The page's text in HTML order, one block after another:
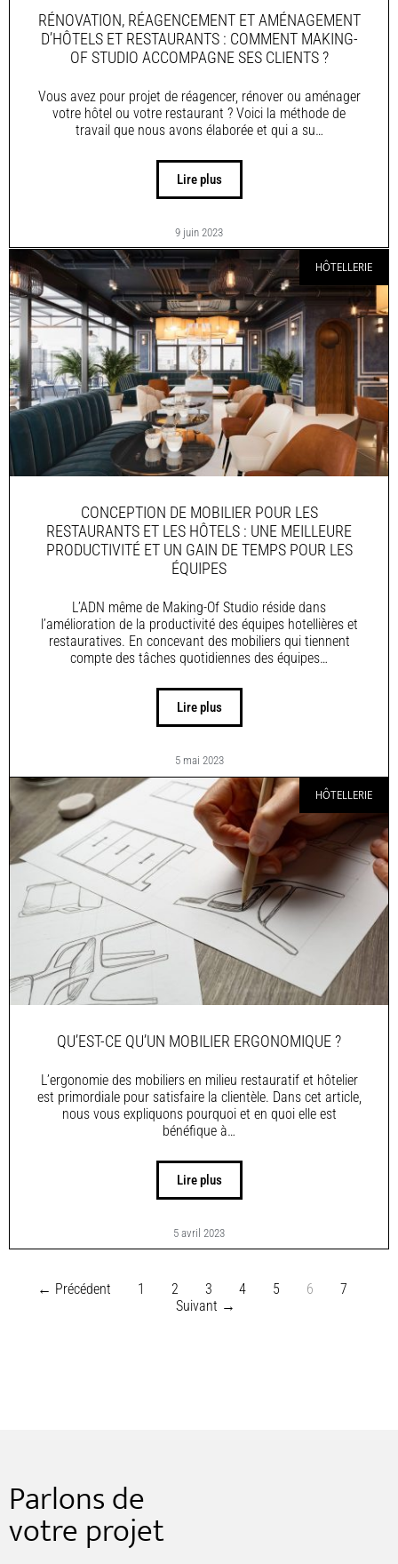
RÉNOVATION, RÉAGENCEMENT ET AMÉNAGEMENT
D’HÔTELS ET RESTAURANTS : COMMENT MAKING-
OF STUDIO ACCOMPAGNE SES CLIENTS ?
Vous avez pour projet de réagencer, rénover ou aménager
votre hôtel ou votre restaurant ? Voici la méthode de
travail que nous avons élaborée et qui a su…
Lire plus
9 juin 2023
HÔTELLERIE
CONCEPTION DE MOBILIER POUR LES
RESTAURANTS ET LES HÔTELS : UNE MEILLEURE
PRODUCTIVITÉ ET UN GAIN DE TEMPS POUR LES
ÉQUIPES
L’ADN même de Making-Of Studio réside dans
l’amélioration de la productivité des équipes hotellières et
restauratives. En concevant des mobiliers qui tiennent
compte des tâches quotidiennes des équipes…
Lire plus
5 mai 2023
HÔTELLERIE
QU’EST-CE QU’UN MOBILIER ERGONOMIQUE ?
L’ergonomie des mobiliers en milieu restauratif et hôtelier
est primordiale pour satisfaire la clientèle. Dans cet article,
nous vous expliquons pourquoi et en quoi elle est
bénéfique à…
Lire plus
5 avril 2023
← Précédent 1 2 3 4 5 6
7
Suivant →
Parlons de
votre projet